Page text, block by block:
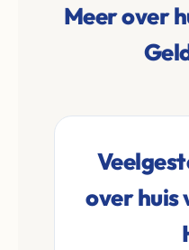
Meer over
over huis